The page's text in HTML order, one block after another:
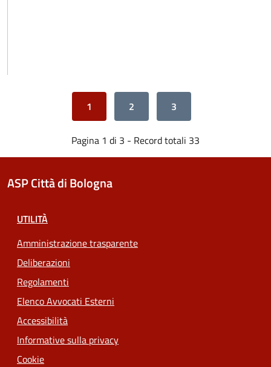
1 2 3
Pagina 1 di 3 - Record totali 33
ASP Città di Bologna
UTILITÀ
Amministrazione trasparente
Deliberazioni
Regolamenti
Elenco Avvocati Esterni
Accessibilità
Informative sulla privacy
Cookie